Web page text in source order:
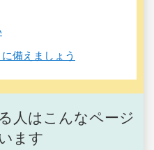
備えましょう
人はこんなページ
ます